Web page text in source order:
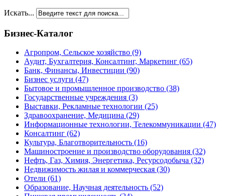
Искать...
Бизнес-Каталог
Агропром, Сельское хозяйство (9)
Аудит, Бухгалтерия, Консалтинг, Маркетинг (65)
Банк, Финансы, Инвестиции (90)
Бизнес услуги (47)
Бытовое и промышленное производство (38)
Государственные учреждения (3)
Выставки, Рекламные технологии (25)
Здравоохранение, Медицина (29)
Информационные технологии, Телекоммуникации (47)
Консалтинг (62)
Культура, Благотворительность (16)
Машиностроение и производство оборудования (32)
Нефть, Газ, Химия, Энергетика, Ресурсодобыча (32)
Недвижимость жилая и коммерческая (30)
Отели (61)
Образование, Научная деятельность (52)